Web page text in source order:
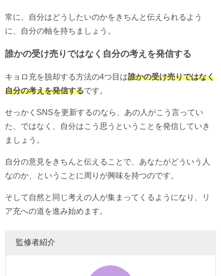
常に、自分はどうしたいのかをきちんと伝えられるよう
に、自分の軸を持ちましょう。
誰かの受け売りではなく自分の考えを発信する
キョロ充を脱却する方法の4つ目は誰かの受け売りではなく
自分の考えを発信するです。
せっかくSNSを更新するのなら、あの人がこう言ってい
た、ではなく、自分はこう思うということを発信していき
ましょう。
自分の意見をきちんと伝えることで、あなたがどういう人
なのか、ということに周りが興味を持つのです。
そして自然と同じ考えの人が集まってくるようになり、リ
ア充への道を進み始めます。
監修者紹介